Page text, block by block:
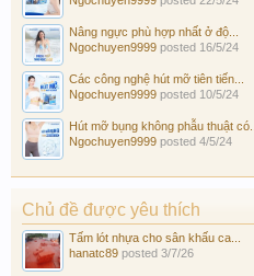
Nâng ngực phù hợp nhất ở độ...
Ngochuyen9999 posted 16/5/24
Các công nghệ hút mỡ tiên tiến...
Ngochuyen9999 posted 10/5/24
Hút mỡ bụng không phẫu thuật có...
Ngochuyen9999 posted 4/5/24
Chủ đề được yêu thích
Tấm lót nhựa cho sân khấu ca...
hanatc89 posted 3/7/26